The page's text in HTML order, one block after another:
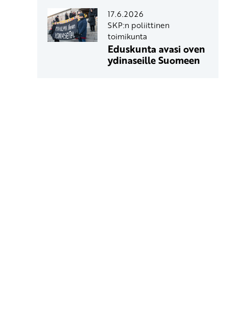
17.6.2026
SKP:n poliittinen
toimikunta
Eduskunta avasi oven
ydinaseille Suomeen